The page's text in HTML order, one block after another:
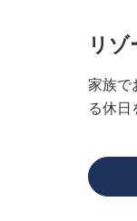
リ
家族で
る休日